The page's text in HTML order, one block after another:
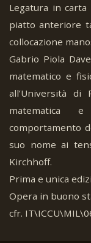
Legatura in carta
piatto anteriore
collocazione
Gabrio Piola
matematico e
all’Università
matematica e
comportamento
suo nome ai
Kirchhoff.
Prima e unica
Opera in buono
cfr.